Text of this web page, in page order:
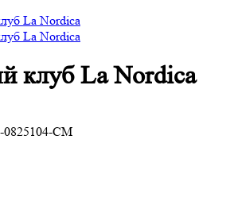
клуб La Nordica